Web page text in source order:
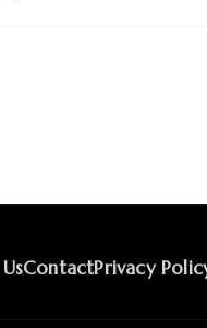
ContactPrivacy